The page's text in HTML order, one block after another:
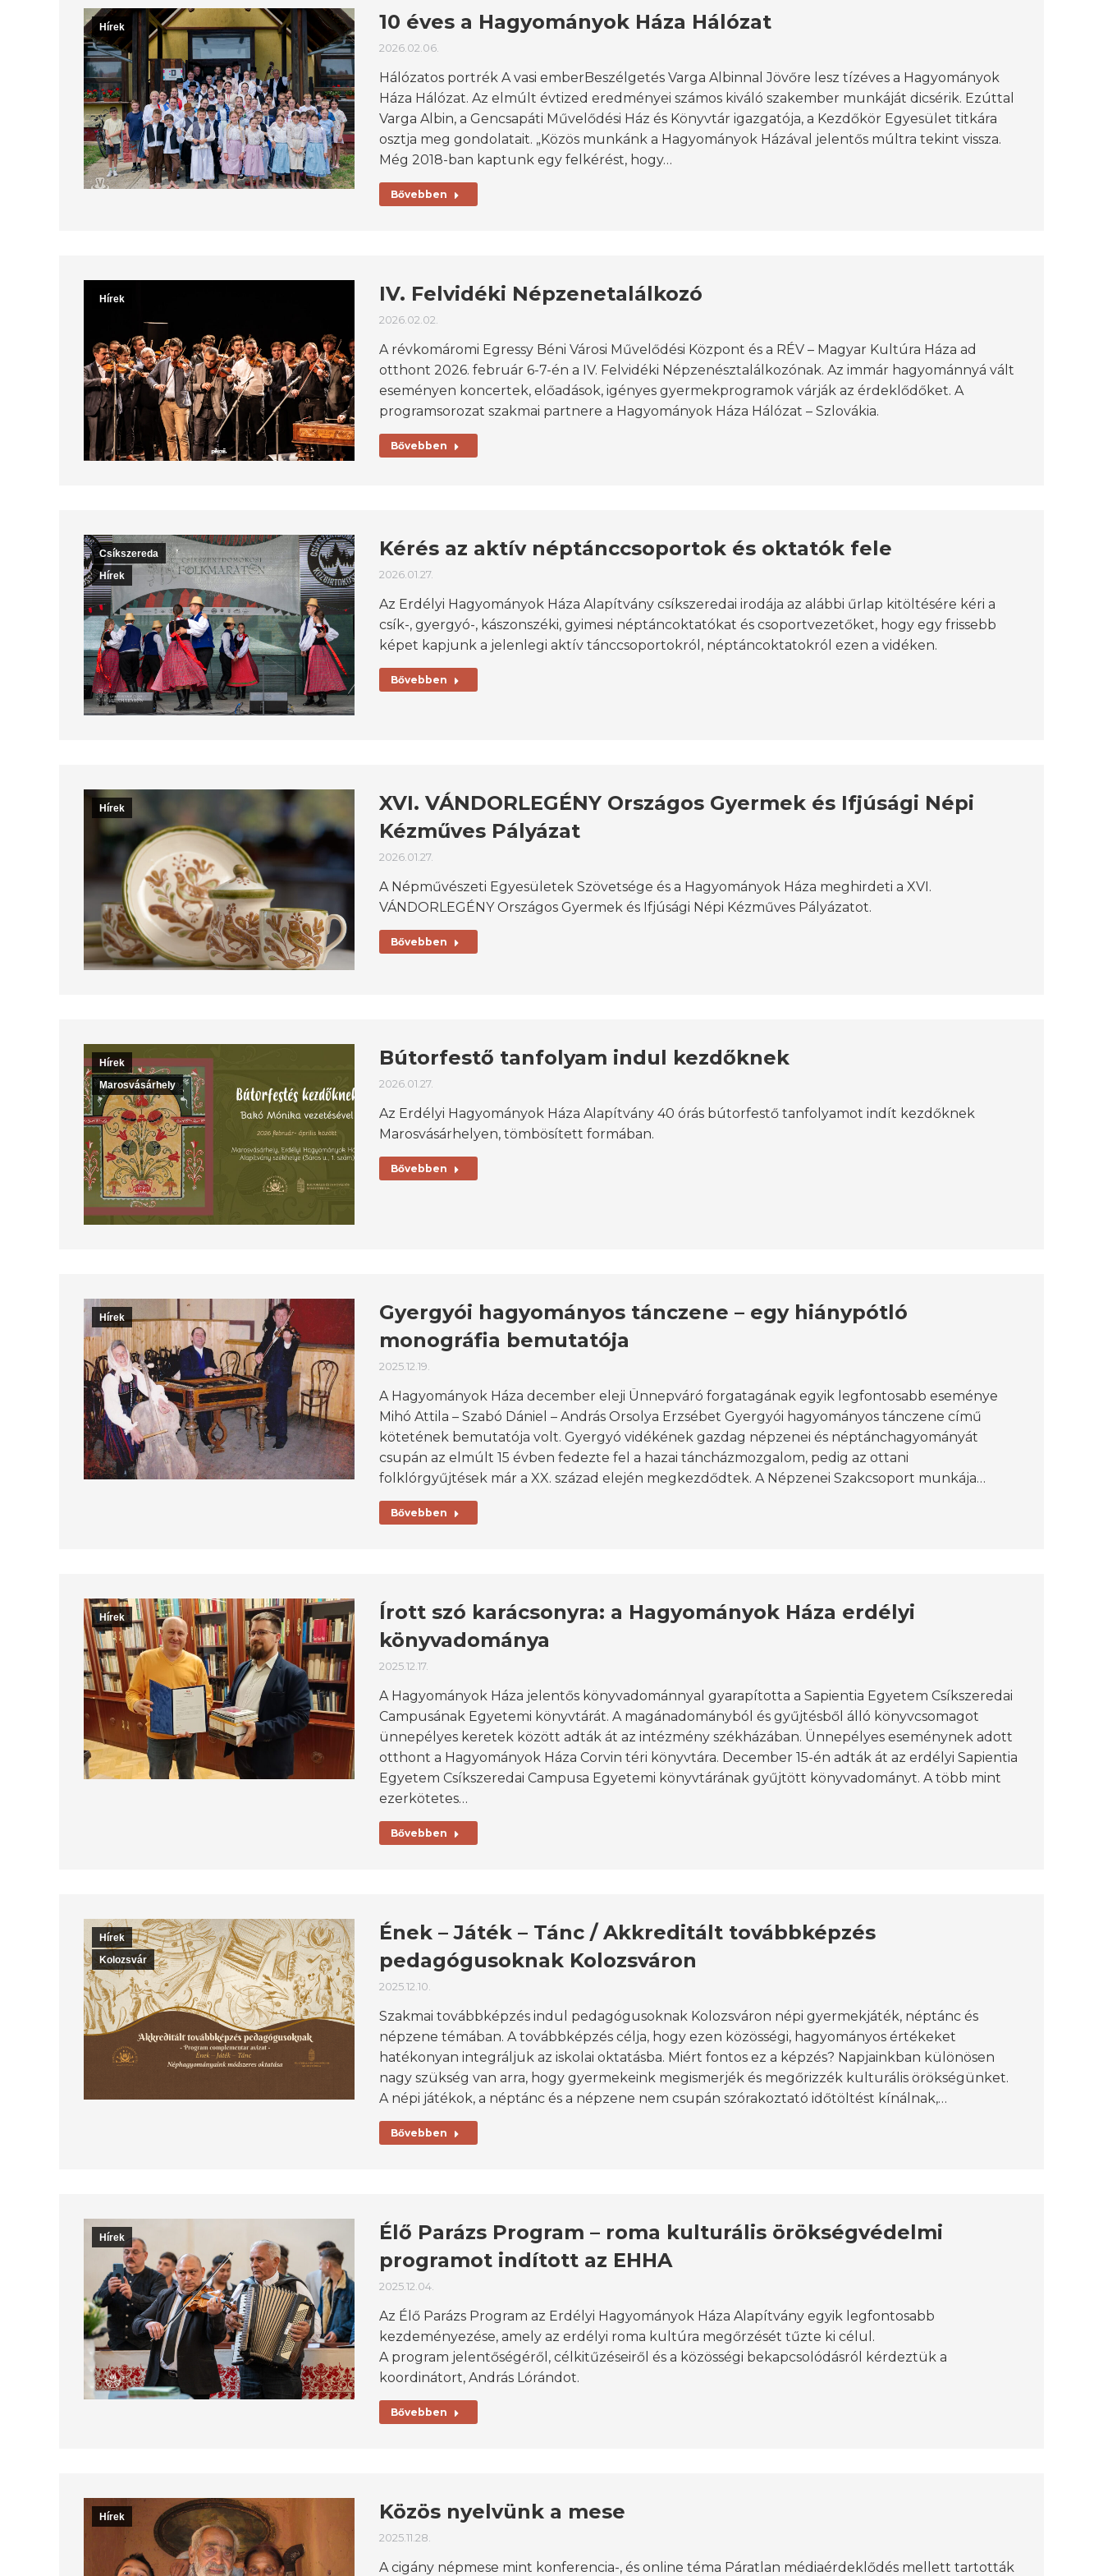
Hírek 10 éves a Hagyományok Háza Hálózat
2026.02.06.
Hálózatos portrék A vasi emberBeszélgetés Varga Albinnal Jövőre lesz tízéves a Hagyományok
Háza Hálózat. Az elmúlt évtized eredményei számos kiváló szakember munkáját dicsérik. Ezúttal
Varga Albin, a Gencsapáti Művelődési Ház és Könyvtár igazgatója, a Kezdőkör Egyesület titkára
osztja meg gondolatait. „Közös munkánk a Hagyományok Házával jelentős múltra tekint vissza.
Még 2018-ban kaptunk egy felkérést, hogy…
Bővebben
Hírek IV. Felvidéki Népzenetalálkozó
2026.02.02.
A révkomáromi Egressy Béni Városi Művelődési Központ és a RÉV – Magyar Kultúra Háza ad
otthont 2026. február 6-7-én a IV. Felvidéki Népzenésztalálkozónak. Az immár hagyománnyá vált
eseményen koncertek, előadások, igényes gyermekprogramok várják az érdeklődőket. A
programsorozat szakmai partnere a Hagyományok Háza Hálózat – Szlovákia.
Bővebben
Csíkszereda
Hírek
Kérés az aktív néptánccsoportok és oktatók fele
2026.01.27.
Az Erdélyi Hagyományok Háza Alapítvány csíkszeredai irodája az alábbi űrlap kitöltésére kéri a
csík-, gyergyó-, kászonszéki, gyimesi néptáncoktatókat és csoportvezetőket, hogy egy frissebb
képet kapjunk a jelenlegi aktív tánccsoportokról, néptáncoktatokról ezen a vidéken.
Bővebben
Hírek
XVI. VÁNDORLEGÉNY Országos Gyermek és Ifjúsági Népi
Kézműves Pályázat
2026.01.27.
A Népművészeti Egyesületek Szövetsége és a Hagyományok Háza meghirdeti a XVI.
VÁNDORLEGÉNY Országos Gyermek és Ifjúsági Népi Kézműves Pályázatot.
Bővebben
Hírek
Marosvásárhely
Bútorfestő tanfolyam indul kezdőknek
2026.01.27.
Az Erdélyi Hagyományok Háza Alapítvány 40 órás bútorfestő tanfolyamot indít kezdőknek
Marosvásárhelyen, tömbösített formában.
Bővebben
Hírek
Gyergyói hagyományos tánczene – egy hiánypótló
monográfia bemutatója
2025.12.19.
A Hagyományok Háza december eleji Ünnepváró forgatagának egyik legfontosabb eseménye
Mihó Attila – Szabó Dániel – András Orsolya Erzsébet Gyergyói hagyományos tánczene című
kötetének bemutatója volt. Gyergyó vidékének gazdag népzenei és néptánchagyományát
csupán az elmúlt 15 évben fedezte fel a hazai táncházmozgalom, pedig az ottani
folklórgyűjtések már a XX. század elején megkezdődtek. A Népzenei Szakcsoport munkája…
Bővebben
Hírek
Írott szó karácsonyra: a Hagyományok Háza erdélyi
könyvadománya
2025.12.17.
A Hagyományok Háza jelentős könyvadománnyal gyarapította a Sapientia Egyetem Csíkszeredai
Campusának Egyetemi könyvtárát. A magánadományból és gyűjtésből álló könyvcsomagot
ünnepélyes keretek között adták át az intézmény székházában. Ünnepélyes eseménynek adott
otthont a Hagyományok Háza Corvin téri könyvtára. December 15-én adták át az erdélyi Sapientia
Egyetem Csíkszeredai Campusa Egyetemi könyvtárának gyűjtött könyvadományt. A több mint
ezerkötetes…
Bővebben
Hírek
Kolozsvár
Ének – Játék – Tánc / Akkreditált továbbképzés
pedagógusoknak Kolozsváron
2025.12.10.
Szakmai továbbképzés indul pedagógusoknak Kolozsváron népi gyermekjáték, néptánc és
népzene témában. A továbbképzés célja, hogy ezen közösségi, hagyományos értékeket
hatékonyan integráljuk az iskolai oktatásba. Miért fontos ez a képzés? Napjainkban különösen
nagy szükség van arra, hogy gyermekeink megismerjék és megőrizzék kulturális örökségünket.
A népi játékok, a néptánc és a népzene nem csupán szórakoztató időtöltést kínálnak,…
Bővebben
Hírek
Élő Parázs Program – roma kulturális örökségvédelmi
programot indított az EHHA
2025.12.04.
Az Élő Parázs Program az Erdélyi Hagyományok Háza Alapítvány egyik legfontosabb
kezdeményezése, amely az erdélyi roma kultúra megőrzését tűzte ki célul.
A program jelentőségéről, célkitűzéseiről és a közösségi bekapcsolódásról kérdeztük a
koordinátort, András Lórándot.
Bővebben
Hírek Közös nyelvünk a mese
2025.11.28.
A cigány népmese mint konferencia-, és online téma Páratlan médiaérdeklődés mellett tartották